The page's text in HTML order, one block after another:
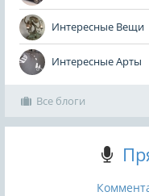
Интересные Вещи
Интересные Арты
Все блоги